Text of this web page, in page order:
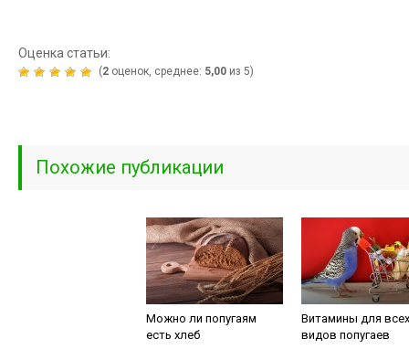
Оценка статьи:
(2оценок, среднее: 5,00из 5)
Похожие публикации
Можно ли попугаям
есть хлеб
Витамины для всех
видов попугаев